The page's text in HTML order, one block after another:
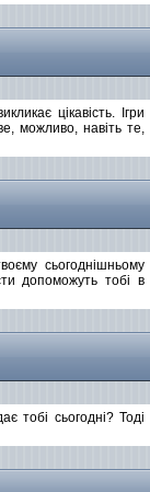
цікавість. Ігри
можливо, навіть те,
сьогоднішньому
допоможуть тобі в
тобі сьогодні? Тоді